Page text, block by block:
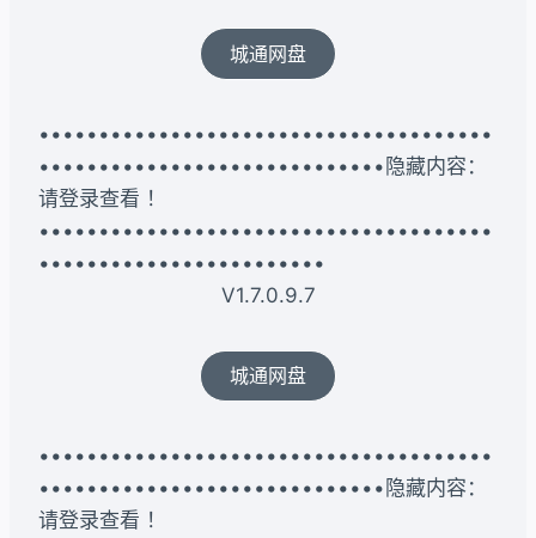
城通网盘
••••••••••••••••••••••••••••••••••••••
•••••••••••••••••••••••••••••隐藏内容：
请登录查看 ！
••••••••••••••••••••••••••••••••••••••
••••••••••••••••••••••••
V1.7.0.9.7
城通网盘
••••••••••••••••••••••••••••••••••••••
•••••••••••••••••••••••••••••隐藏内容：
请登录查看 ！